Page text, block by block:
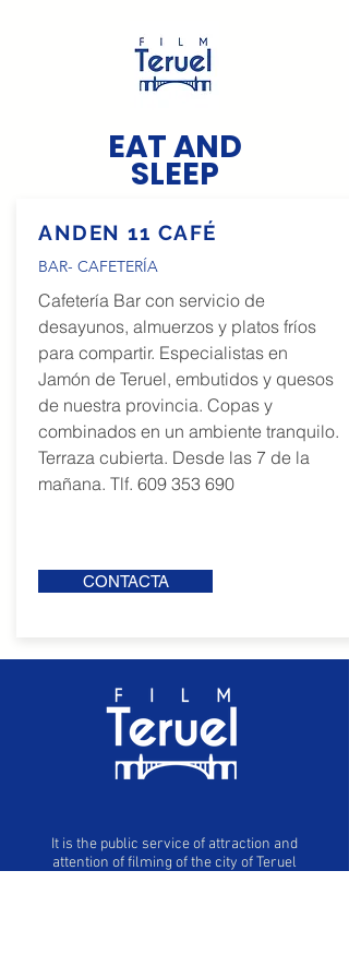
EAT AND
SLEEP
ANDEN 11 CAFÉ
BAR- CAFETERÍA
Cafetería Bar con servicio de
desayunos, almuerzos y platos fríos
para compartir. Especialistas en
Jamón de Teruel, embutidos y quesos
de nuestra provincia. Copas y
combinados en un ambiente tranquilo.
Terraza cubierta. Desde las 7 de la
mañana. Tlf. 609 353 690
CONTACTA
It is the public service of attraction and
attention of filming of the city of Teruel